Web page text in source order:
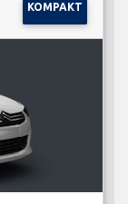
KOMPAKT